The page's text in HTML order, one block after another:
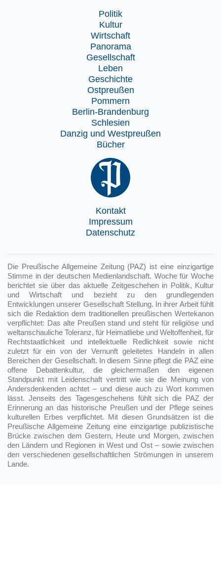
Politik
Kultur
Wirtschaft
Panorama
Gesellschaft
Leben
Geschichte
Ostpreußen
Pommern
Berlin-Brandenburg
Schlesien
Danzig und Westpreußen
Bücher
Kontakt
Impressum
Datenschutz
Die Preußische Allgemeine Zeitung (PAZ) ist eine einzigartige
Stimme in der deutschen Medienlandschaft. Woche für Woche
berichtet sie über das aktuelle Zeitgeschehen in Politik, Kultur
und Wirtschaft und bezieht zu den grundlegenden
Entwicklungen unserer Gesellschaft Stellung. In ihrer Arbeit fühlt
sich die Redaktion dem traditionellen preußischen Wertekanon
verpflichtet: Das alte Preußen stand und steht für religiöse und
weltanschauliche Toleranz, für Heimatliebe und Weltoffenheit, für
Rechtstaatlichkeit und intellektuelle Redlichkeit sowie nicht
zuletzt für ein von der Vernunft geleitetes Handeln in allen
Bereichen der Gesellschaft. In diesem Sinne pflegt die PAZ eine
offene Debattenkultur, die gleichermaßen den eigenen
Standpunkt mit Leidenschaft vertritt wie sie die Meinung von
Andersdenkenden achtet – und diese auch zu Wort kommen
lässt. Jenseits des Tagesgeschehens fühlt sich die PAZ der
Erinnerung an das historische Preußen und der Pflege seines
kulturellen Erbes verpflichtet. Mit diesen Grundsätzen ist die
Preußische Allgemeine Zeitung eine einzigartige publizistische
Brücke zwischen dem Gestern, Heute und Morgen, zwischen
den Ländern und Regionen in West und Ost – sowie zwischen
den verschiedenen gesellschaftlichen Strömungen in unserem
Lande.